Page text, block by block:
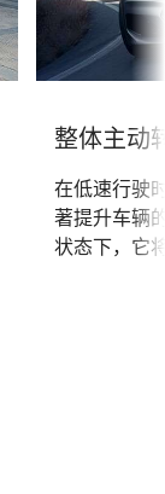
整体主动
在低速行驶
著提升车辆
状态下，它